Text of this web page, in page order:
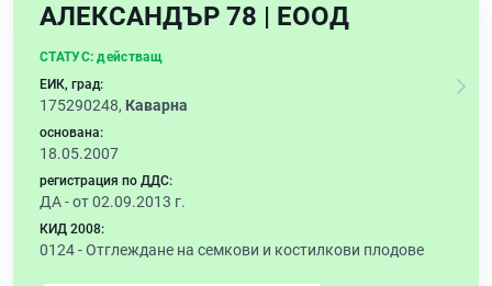
АЛЕКСАНДЪР 78 | ЕООД
СТАТУС: действащ
ЕИК, град:
175290248, Каварна
основана:
18.05.2007
регистрация по ДДС:
ДА - от 02.09.2013 г.
КИД 2008:
0124 -Отглеждане на семкови и костилкови плодове